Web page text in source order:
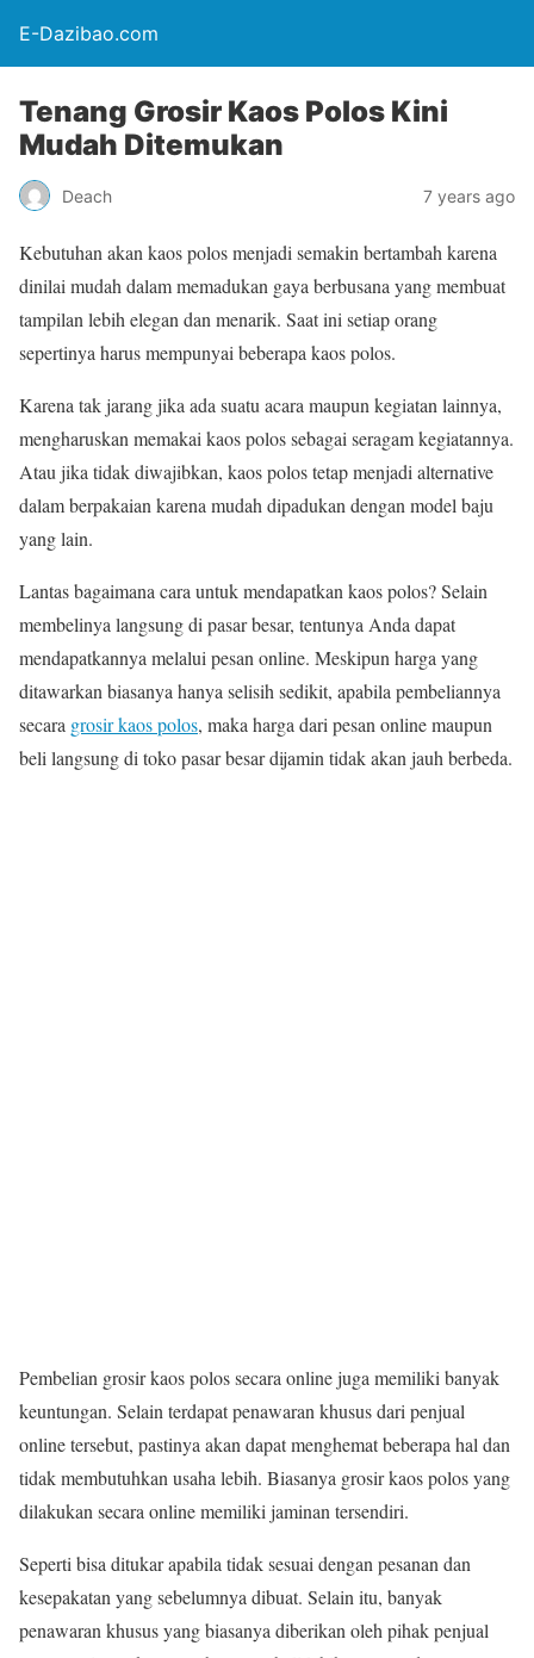
E-Dazibao.com
Tenang Grosir Kaos Polos Kini
Mudah Ditemukan
Deach 7 years ago
Kebutuhan akan kaos polos menjadi semakin bertambah karena
dinilai mudah dalam memadukan gaya berbusana yang membuat
tampilan lebih elegan dan menarik. Saat ini setiap orang
sepertinya harus mempunyai beberapa kaos polos.
Karena tak jarang jika ada suatu acara maupun kegiatan lainnya,
mengharuskan memakai kaos polos sebagai seragam kegiatannya.
Atau jika tidak diwajibkan, kaos polos tetap menjadi alternative
dalam berpakaian karena mudah dipadukan dengan model baju
yang lain.
Lantas bagaimana cara untuk mendapatkan kaos polos? Selain
membelinya langsung di pasar besar, tentunya Anda dapat
mendapatkannya melalui pesan online. Meskipun harga yang
ditawarkan biasanya hanya selisih sedikit, apabila pembeliannya
secara grosir kaos polos, maka harga dari pesan online maupun
beli langsung di toko pasar besar dijamin tidakakan jauh berbeda.
Pembelian grosir kaos polossecara online juga memiliki banyak
keuntungan. Selain terdapat penawaran khusus dari penjual
online tersebut, pastinya akan dapat menghemat beberapa hal dan
tidak membutuhkan usaha lebih. Biasanya grosir kaos polosyang
dilakukan secara online memiliki jaminan tersendiri.
Seperti bisa ditukar apabila tidak sesuai dengan pesanan dan
kesepakatan yang sebelumnya dibuat. Selain itu, banyak
penawaran khusus yang biasanya diberikan oleh pihak penjual